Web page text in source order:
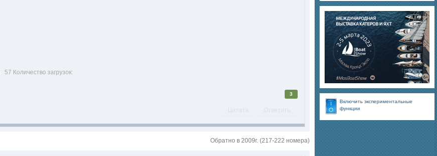
Включить экспериментальные
функции
57 Количество загрузок:
3
Обратно в 2009г. (217-222 номера)